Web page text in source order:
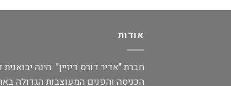
אודות
חברת "אדיר דורס דיזיין" הינה
הכניסה והפנים המעוצבות הגדולה